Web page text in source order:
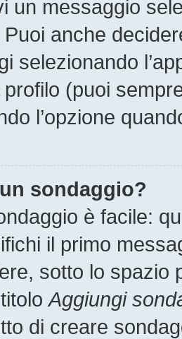
un messaggio
anche
selezionando
profilo (puoi
l’opzione
sondaggio?
è facile:
il primo
sotto lo spazio
Aggiungi
di creare